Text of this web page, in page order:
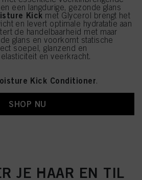
een langdurige, gezonde glans
Kick met Glycerol brengt het
en levert optimale hydratatie aan
de handelbaarheid met maar
glans en voorkomt statische
soepel, glanzend en
en veerkracht.
Kick Conditioner.
SHOP NU
JE HAAR EN TIL